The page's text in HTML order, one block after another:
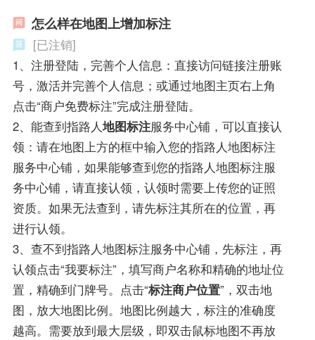
怎么样在地图上增加标注
[已注销]
1、注册登陆，完善个人信息：直接访问链接注册账
号，激活并完善个人信息；或通过地图主页右上角
点击“商户免费标注”完成注册登陆。
2、能查到指路人地图标注服务中心铺，可以直接认
领：请在地图上方的框中输入您的指路人地图标注
服务中心铺，如果能够查到您的指路人地图标注服
务中心铺，请直接认领，认领时需要上传您的证照
资质。如果无法查到，请先标注其所在的位置，再
进行认领。
3、查不到指路人地图标注服务中心铺，先标注，再
认领点击“我要标注”，填写商户名称和精确的地址位
置，精确到门牌号。点击“标注商户位置”，双击地
图，放大地图比例。地图比例越大，标注的准确度
越高。需要放到最大层级，即双击鼠标地图不再放